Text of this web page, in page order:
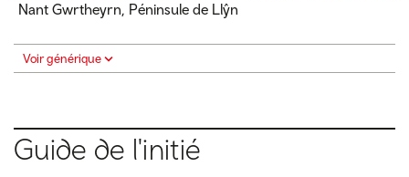
Nant Gwrtheyrn, Péninsule de Llŷn
Voir générique
Guide de l'initié